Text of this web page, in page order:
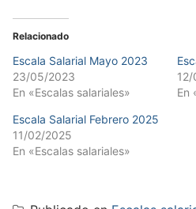
Relacionado
Escala Salarial Mayo 2023
23/05/2023
En «Escalas salariales»
En
Escala Salarial Febrero 2025
11/02/2025
En «Escalas salariales»